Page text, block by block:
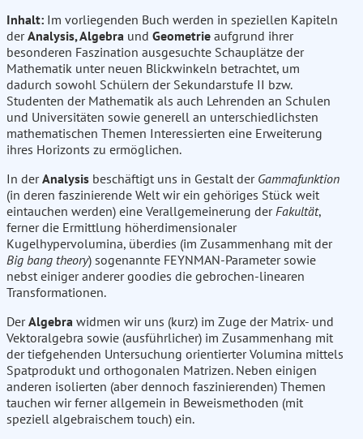
Inhalt: Im vorliegenden Buch werden in speziellen Kapiteln
derAnalysis, Algebra und Geometrie aufgrund ihrer
besonderen Faszination ausgesuchte Schauplätze der
Mathematik unter neuen Blickwinkeln betrachtet, um
dadurch sowohl Schülern der Sekundarstufe II bzw.
Studenten der Mathematik als auch Lehrenden an Schulen
und Universitäten sowie generell an unterschiedlichsten
mathematischen Themen Interessierten eine Erweiterung
ihres Horizonts zu ermöglichen.
In derAnalysis beschäftigt uns in Gestalt der Gammafunktion
(in deren faszinierende Welt wir ein gehöriges Stück weit
eintauchen werden) eine Verallgemeinerung derFakultät,
ferner die Ermittlung höherdimensionaler
Kugelhypervolumina, überdies (im Zusammenhang mit der
Big bang theory) sogenannte FEYNMAN-Parameter sowie
nebst einiger anderer goodies die gebrochen-linearen
Transformationen.
DerAlgebra widmen wir uns (kurz) im Zuge der Matrix- und
Vektoralgebra sowie (ausführlicher) im Zusammenhang mit
der tiefgehenden Untersuchung orientierter Volumina mittels
Spatprodukt und orthogonalen Matrizen. Neben einigen
anderen isolierten (aber dennoch faszinierenden) Themen
tauchen wir ferner allgemein in Beweismethoden (mit
speziell algebraischem touch) ein.